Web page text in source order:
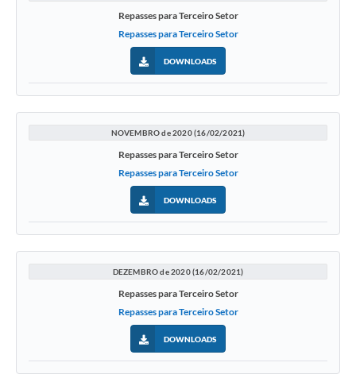
Repasses para Terceiro Setor
Repasses para Terceiro Setor
DOWNLOADS
NOVEMBRO de 2020 (16/02/2021)
Repasses para Terceiro Setor
Repasses para Terceiro Setor
DOWNLOADS
DEZEMBRO de 2020 (16/02/2021)
Repasses para Terceiro Setor
Repasses para Terceiro Setor
DOWNLOADS